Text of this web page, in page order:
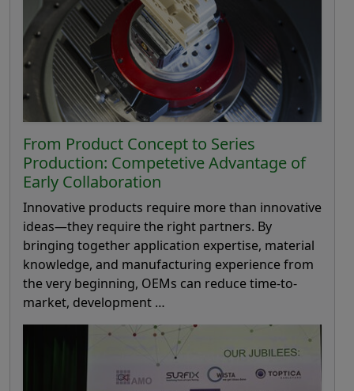
From Product Concept to Series
Production: Competetive Advantage of
Early Collaboration
Innovative products require more than innovative
ideas—they require the right partners. By
bringing together application expertise, material
knowledge, and manufacturing experience from
the very beginning, OEMs can reduce time-to-
market, development …